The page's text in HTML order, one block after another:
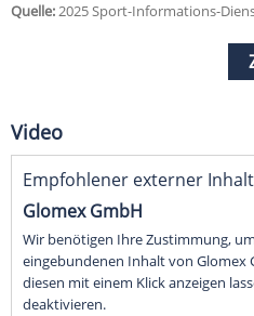
Quelle:2025 Sport-Informations-
Video
Empfohlener externer
Glomex GmbH
Wir benötigen Ihre Zustimmung,
eingebundenen Inhalt von Glomex
diesen mit einem Klick anzeigen
deaktivieren.